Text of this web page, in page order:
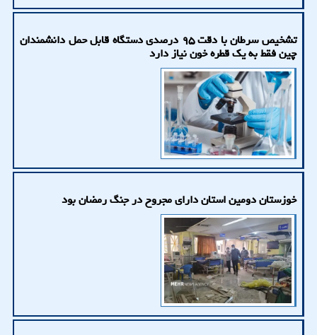
تشخیص سرطان با دقت ۹۵ درصدی دستگاه قابل حمل دانشمندان
چین فقط به یک قطره خون نیاز دارد
خوزستان دومین استان دارای مجروح در جنگ رمضان بود